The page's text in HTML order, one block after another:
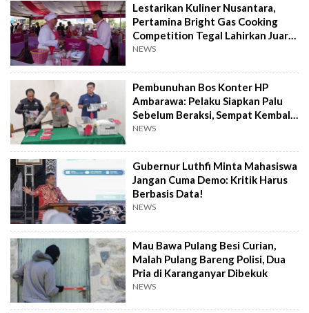
Lestarikan Kuliner Nusantara,
Pertamina Bright Gas Cooking
Competition Tegal Lahirkan Juara
Baru
NEWS
Pembunuhan Bos Konter HP
Ambarawa: Pelaku Siapkan Palu
Sebelum Beraksi, Sempat Kembali
Datangi TKP
NEWS
Gubernur Luthfi Minta Mahasiswa
Jangan Cuma Demo: Kritik Harus
Berbasis Data!
NEWS
Mau Bawa Pulang Besi Curian,
Malah Pulang Bareng Polisi, Dua
Pria di Karanganyar Dibekuk
NEWS